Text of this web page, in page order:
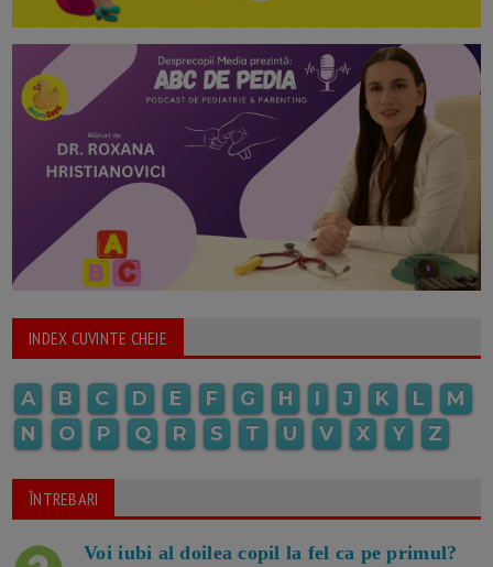
INDEX CUVINTE CHEIE
A B C D E F G H I J K L
M
N
O P Q R S T U V X Y Z
ÎNTREBARI
Voi iubi al doilea copil la fel ca pe primul?